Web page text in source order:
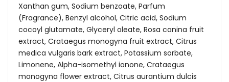
Xanthan gum, Sodium benzoate, Parfum
(Fragrance), Benzyl alcohol, Citric acid, Sodium
cocoyl glutamate, Glyceryl oleate, Rosa canina fruit
extract, Crataegus monogyna fruit extract, Citrus
medica vulgaris bark extract, Potassium sorbate,
Limonene, Alpha-isomethyl ionone, Crataegus
monogyna flower extract, Citrus aurantium dulcis